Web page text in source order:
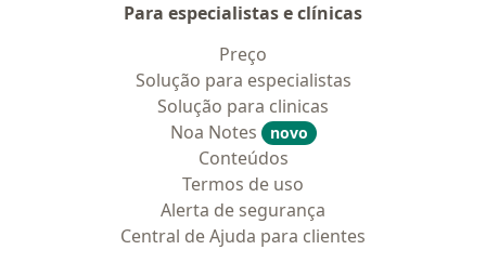
Para especialistas e clínicas
Preço
Solução para especialistas
Solução para clinicas
Noa Notes
novo
Conteúdos
Termos de uso
Alerta de segurança
Central de Ajuda para clientes